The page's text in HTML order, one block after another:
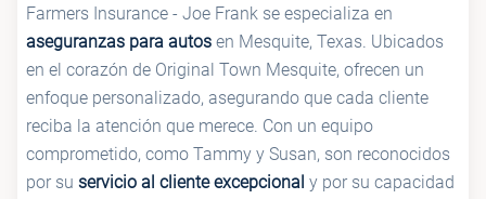
Farmers Insurance - Joe Frank se especializa en
aseguranzas para autos en Mesquite, Texas. Ubicados
en el corazón de Original Town Mesquite, ofrecen un
enfoque personalizado, asegurando que cada cliente
reciba la atención que merece. Con un equipo
comprometido, como Tammy y Susan, son reconocidos
por su servicio al cliente excepcional y por su capacidad